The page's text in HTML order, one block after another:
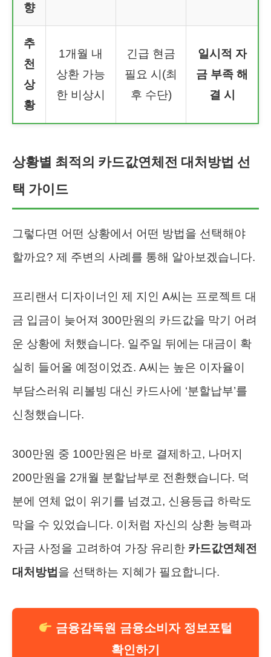
향
추
천
상
황
1개월 내
상환 가능
한 비상시
긴급 현금
필요 시(최
후 수단)
일시적 자
금 부족 해
결 시
상황별 최적의 카드값연체전 대처방법 선
택 가이드
그렇다면 어떤 상황에서 어떤 방법을 선택해야
할까요? 제 주변의 사례를 통해 알아보겠습니다.
프리랜서 디자이너인 제 지인 A씨는 프로젝트 대
금 입금이 늦어져 300만원의 카드값을 막기 어려
운 상황에 처했습니다. 일주일 뒤에는 대금이 확
실히 들어올 예정이었죠. A씨는 높은 이자율이
부담스러워 리볼빙 대신 카드사에 ‘분할납부’를
신청했습니다.
300만원 중 100만원은 바로 결제하고, 나머지
200만원을 2개월 분할납부로 전환했습니다. 덕
분에 연체 없이 위기를 넘겼고, 신용등급 하락도
막을 수 있었습니다. 이처럼 자신의 상환 능력과
자금 사정을 고려하여 가장 유리한 카드값연체전
대처방법 을 선택하는 지혜가 필요합니다.
금융감독원 금융소비자 정보포털
확인하기